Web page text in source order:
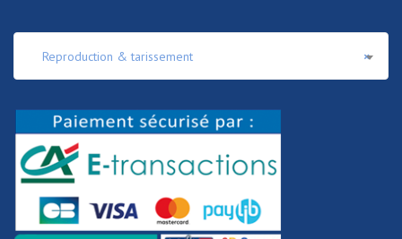
×
Reproduction & tarissement